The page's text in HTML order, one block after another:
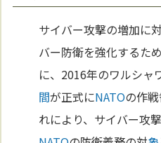
サイバー攻撃の増加に
バー防衛を強化するた
に、2016年のワルシャ
間が正式にNATOの作
れにより、サイバー攻